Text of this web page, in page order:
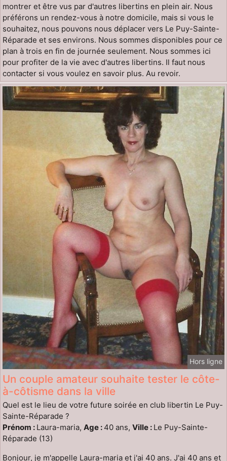
montrer et être vus par d'autres libertins en plein air. Nous
préférons un rendez-vous à notre domicile, mais si vous le
souhaitez, nous pouvons nous déplacer vers Le Puy-Sainte-
Réparade et ses environs. Nous sommes disponibles pour ce
plan à trois en fin de journée seulement. Nous sommes ici
pour profiter de la vie avec d'autres libertins. Il faut nous
contacter si vous voulez en savoir plus. Au revoir.
Hors ligne
Un couple amateur souhaite tester le côte-
à-côtisme dans la ville
Quel est le lieu de votre future soirée en club libertin Le Puy-
Sainte-Réparade ?
Prénom : Laura-maria, Age : 40 ans, Ville : Le Puy-Sainte-
Réparade (13)
Bonjour, je m'appelle Laura-maria et j'ai 40 ans. J'ai 40 ans et